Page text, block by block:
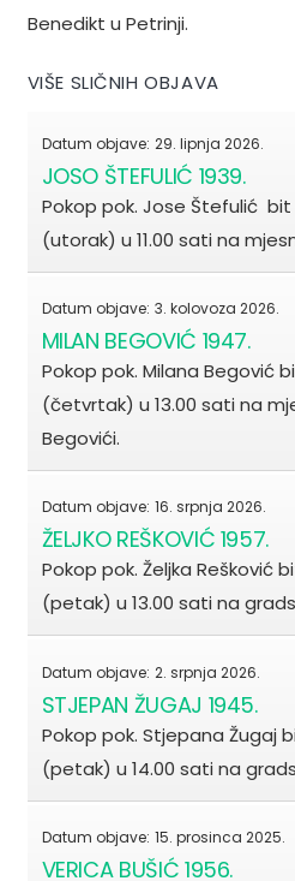
Benedikt u Petrinji.
VIŠE SLIČNIH OBJAVA
Datum objave: 29. lipnja 2026.
JOSO ŠTEFULIĆ 1939.
Pokop pok. Jose Štefulić bit
(utorak) u 11.00 sati na
Datum objave: 3. kolovoza 2026.
MILAN BEGOVIĆ 1947.
Pokop pok. Milana Begović
(četvrtak) u 13.00 sati na
Begovići.
Datum objave: 16. srpnja 2026.
ŽELJKO REŠKOVIĆ 1957.
Pokop pok. Željka Rešković
(petak) u 13.00 sati na
Datum objave: 2. srpnja 2026.
STJEPAN ŽUGAJ 1945.
Pokop pok. Stjepana Žugaj
(petak) u 14.00 sati na
Datum objave: 15. prosinca 2025.
VERICA BUŠIĆ 1956.